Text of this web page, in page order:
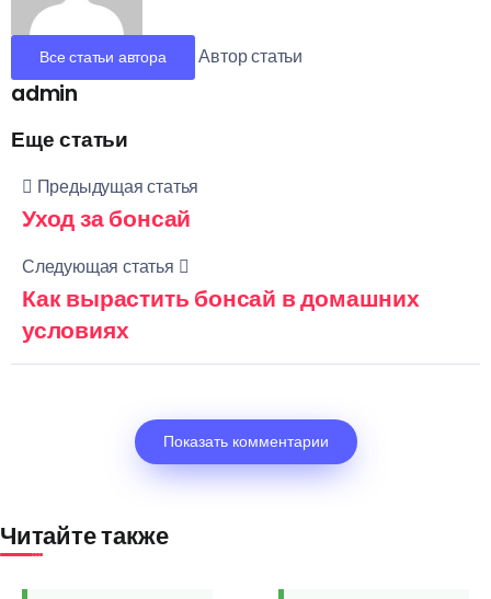
Все статьи автора Автор статьи
admin
Еще статьи
Предыдущая статья
Уход за бонсай
Следующая статья
Как вырастить бонсай в домашних
условиях
Показать комментарии
Читайте также